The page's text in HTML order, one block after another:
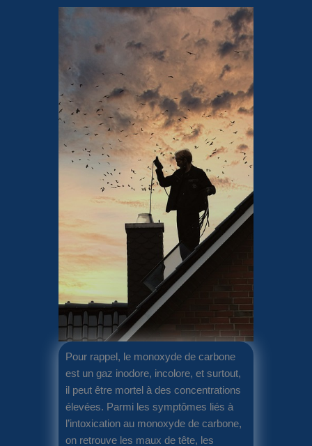
Pour rappel, le monoxyde de carbone
est un gaz inodore, incolore, et surtout,
il peut être mortel à des concentrations
élevées. Parmi les symptômes liés à
l’intoxication au monoxyde de carbone,
on retrouve les maux de tête, les